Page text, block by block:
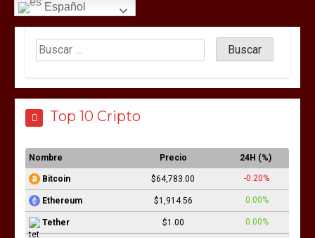
Español
Top 10 Cripto
Nombre Precio 24H (%)
Bitcoin $64,783.00 -0.20%
Ethereum $1,914.56 0.00%
Tether $1.00 0.00%